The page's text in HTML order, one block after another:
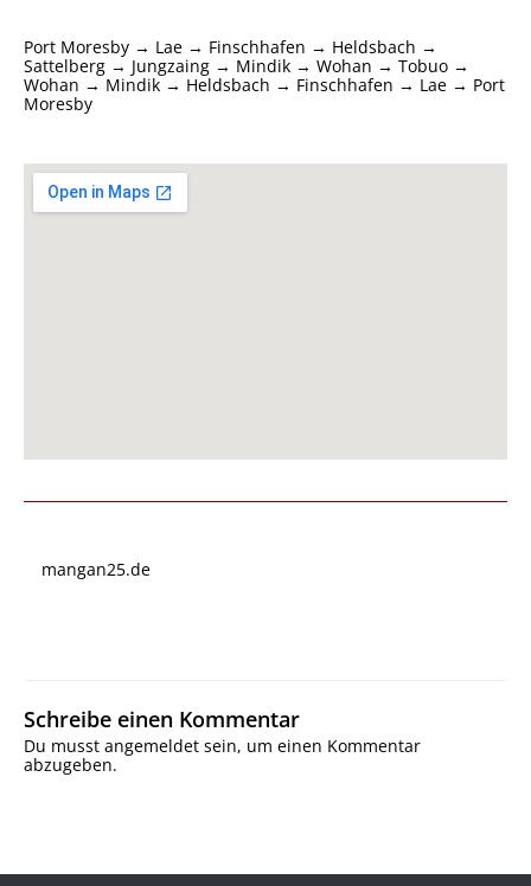
Port Moresby → Lae → Finschhafen → Heldsbach →
Sattelberg → Jungzaing → Mindik → Wohan → Tobuo →
Wohan → Mindik → Heldsbach → Finschhafen → Lae → Port
Moresby
mangan25.de
Schreibe einen Kommentar
Du musst angemeldet sein, um einen Kommentar
abzugeben.